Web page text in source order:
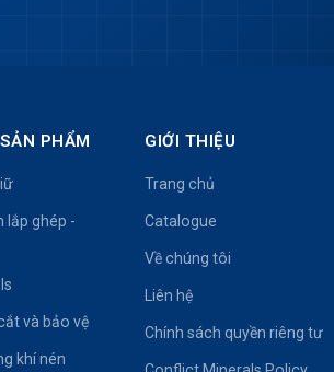
PHẨM
lắp ghép -
và bảo vệ
khí nén
GIỚI THIỆU
Trang chủ
Catalogue
Về chúng tôi
Liên hệ
Chính sách quyền riêng tư